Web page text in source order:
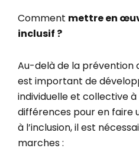
Comment mettre en
inclusif ?
Au-delà de la prévention
est important de
individuelle et collective
différences pour en faire
à l’inclusion, il est
marches :